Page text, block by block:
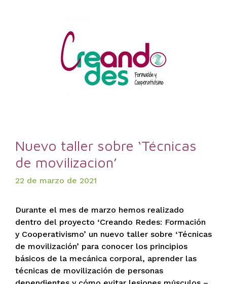
Nuevo taller sobre ‘Técnicas
de movilizacion’
22 de marzo de 2021
Durante el mes de marzo hemos realizado
dentro del proyecto ‘Creando Redes: Formación
y Cooperativismo’ un nuevo taller sobre ‘Técnicas
de movilización’ para conocer los principios
básicos de la mecánica corporal, aprender las
técnicas de movilización de personas